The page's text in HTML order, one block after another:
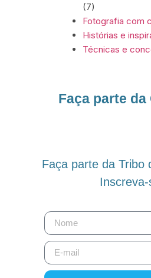
(7)
Fotografia com
Histórias e
Técnicas e
Faça parte da
Faça parte da Tribo
Inscreva-